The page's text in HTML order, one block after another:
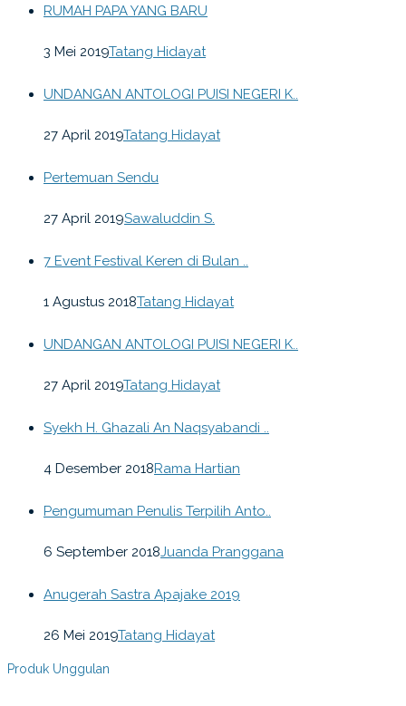
RUMAH PAPA YANG BARU
3 Mei 2019Tatang Hidayat
UNDANGAN ANTOLOGI PUISI NEGERI K..
27 April 2019Tatang Hidayat
Pertemuan Sendu
27 April 2019Sawaluddin S.
7 Event Festival Keren di Bulan ..
1 Agustus 2018Tatang Hidayat
UNDANGAN ANTOLOGI PUISI NEGERI K..
27 April 2019Tatang Hidayat
Syekh H. Ghazali An Naqsyabandi ..
4 Desember 2018Rama Hartian
Pengumuman Penulis Terpilih Anto..
6 September 2018Juanda Pranggana
Anugerah Sastra Apajake 2019
26 Mei 2019Tatang Hidayat
Produk Unggulan